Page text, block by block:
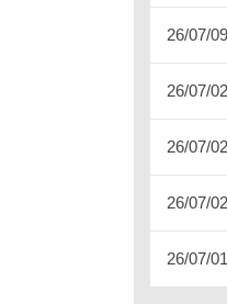
26/07/09
26/07/02
26/07/02
26/07/02
26/07/01